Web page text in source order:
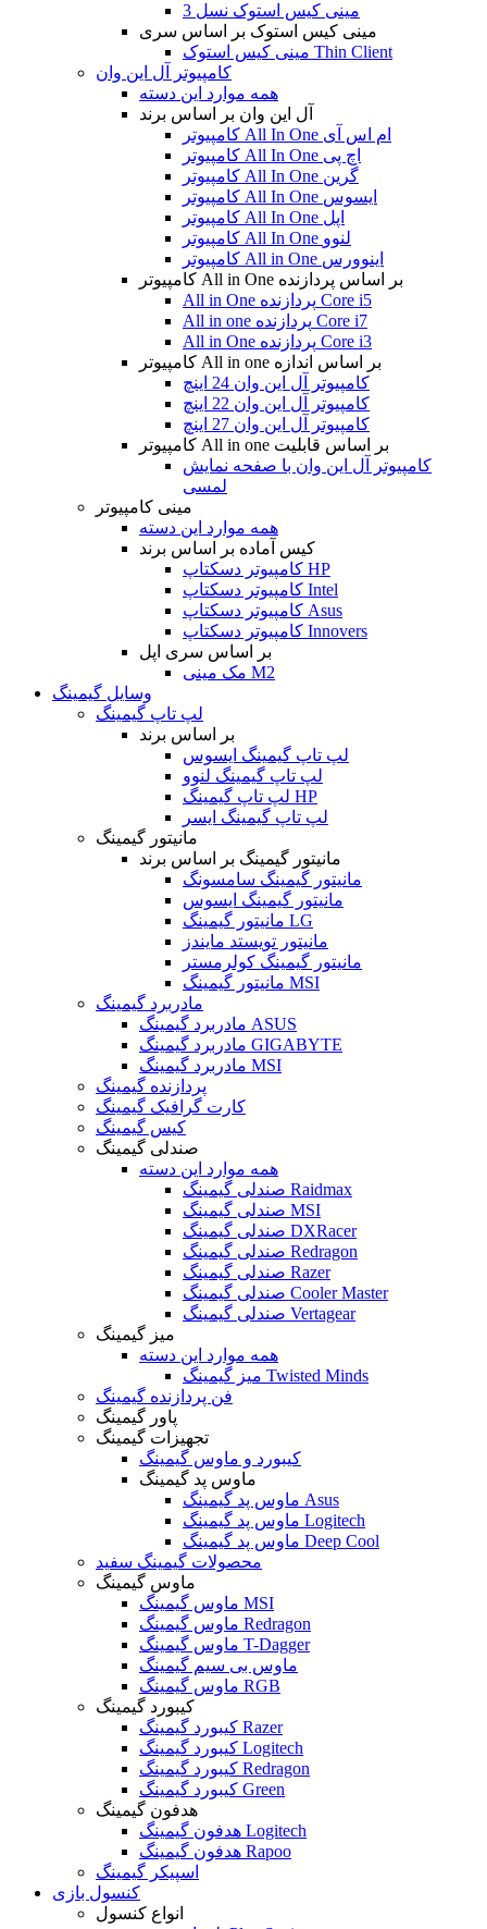
مینی کیس استوک نسل 3
مینی کیس استوک بر اساس سری
مینی کیس استوک Thin Client
کامپیوتر آل این وان
همه موارد این دسته
آل این وان بر اساس برند
کامپیوتر All In One ام اس آی
کامپیوتر All In One اچ پی
کامپیوتر All In One گرین
کامپیوتر All In One ایسوس
کامپیوتر All In One اپل
کامپیوتر All In One لنوو
کامپیوتر All in One اینوورس
کامپیوتر All in One بر اساس پردازنده
All in One پردازنده Core i5
All in one پردازنده Core i7
All in One پردازنده Core i3
کامپیوتر All in one بر اساس اندازه
کامپیوتر آل این وان 24 اینچ
کامپیوتر آل این وان 22 اینچ
کامپیوتر آل این وان 27 اینچ
کامپیوتر All in one بر اساس قابلیت
کامپیوتر آل این وان با صفحه نمایش
لمسی
مینی کامپیوتر
همه موارد این دسته
کیس آماده بر اساس برند
کامپیوتر دسکتاپ HP
کامپیوتر دسکتاپ Intel
کامپیوتر دسکتاپ Asus
کامپیوتر دسکتاپ Innovers
بر اساس سری اپل
مک مینی M2
وسایل گیمینگ
لپ تاپ گیمینگ
بر اساس برند
لپ تاپ گیمینگ ایسوس
لپ تاپ گیمینگ لنوو
لپ تاپ گیمینگ HP
لپ تاپ گیمینگ ایسر
مانیتور گیمینگ
مانیتور گیمینگ بر اساس برند
مانیتور گیمینگ سامسونگ
مانیتور گیمینگ ایسوس
مانیتور گیمینگ LG
مانیتور تویستد مایندز
مانیتور گیمینگ کولرمستر
مانیتور گیمینگ MSI
مادربرد گیمینگ
مادربرد گیمینگ ASUS
مادربرد گیمینگ GIGABYTE
مادربرد گیمینگ MSI
پردازنده گیمینگ
کارت گرافیک گیمینگ
کیس گیمینگ
صندلی گیمینگ
همه موارد این دسته
صندلی گیمینگ Raidmax
صندلی گیمینگ MSI
صندلی گیمینگ DXRacer
صندلی گیمینگ Redragon
صندلی گیمینگ Razer
صندلی گیمینگ Cooler Master
صندلی گیمینگ Vertagear
میز گیمینگ
همه موارد این دسته
میز گیمینگ Twisted Minds
فن پردازنده گیمینگ
پاور گیمینگ
تجهیزات گیمینگ
کیبورد و ماوس گیمینگ
ماوس پد گیمینگ
ماوس پد گیمینگ Asus
ماوس پد گیمینگ Logitech
ماوس پد گیمینگ Deep Cool
محصولات گیمینگ سفید
ماوس گیمینگ
ماوس گیمینگ MSI
ماوس گیمینگ Redragon
ماوس گیمینگ T-Dagger
ماوس بی سیم گیمینگ
ماوس گیمینگ RGB
کیبورد گیمینگ
کیبورد گیمینگ Razer
کیبورد گیمینگ Logitech
کیبورد گیمینگ Redragon
کیبورد گیمینگ Green
هدفون گیمینگ
هدفون گیمینگ Logitech
هدفون گیمینگ Rapoo
اسپیکر گیمینگ
کنسول بازی
انواع کنسول